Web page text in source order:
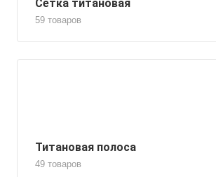
Сетка титановая
59 товаров
Титановая полоса
49 товаров